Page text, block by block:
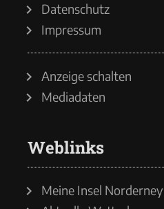
Datenschutz
Impressum
Anzeige schalten
Mediadaten
Weblinks
Meine Insel Norderney